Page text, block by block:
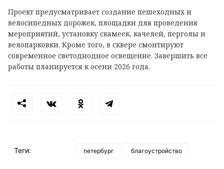
Проект предусматривает создание пешеходных и
велосипедных дорожек, площадки для проведения
мероприятий, установку скамеек, качелей, перголы и
велопарковки. Кроме того, в сквере смонтируют
современное светодиодное освещение. Завершить все
работы планируется к осени 2026 года.
Теги: петербург благоустройство